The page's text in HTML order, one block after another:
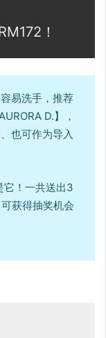
！
易洗手，推荐
D.】，
也可作为导入
它！一共送出3
获得抽奖机会